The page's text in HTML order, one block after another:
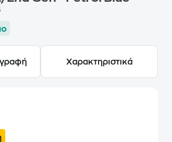
Χαρακτηριστικά